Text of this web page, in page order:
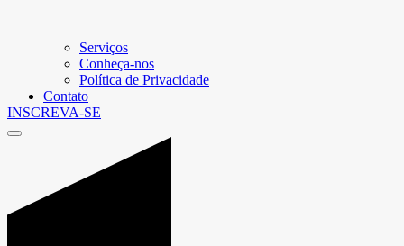
Serviços
Conheça-nos
Política de Privacidade
Contato
INSCREVA-SE